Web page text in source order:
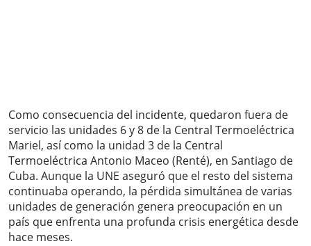
Como consecuencia del incidente, quedaron fuera de
servicio las unidades 6 y 8 de la Central Termoeléctrica
Mariel, así como la unidad 3 de la Central
Termoeléctrica Antonio Maceo (Renté), en Santiago de
Cuba. Aunque la UNE aseguró que el resto del sistema
continuaba operando, la pérdida simultánea de varias
unidades de generación genera preocupación en un
país que enfrenta una profunda crisis energética desde
hace meses.